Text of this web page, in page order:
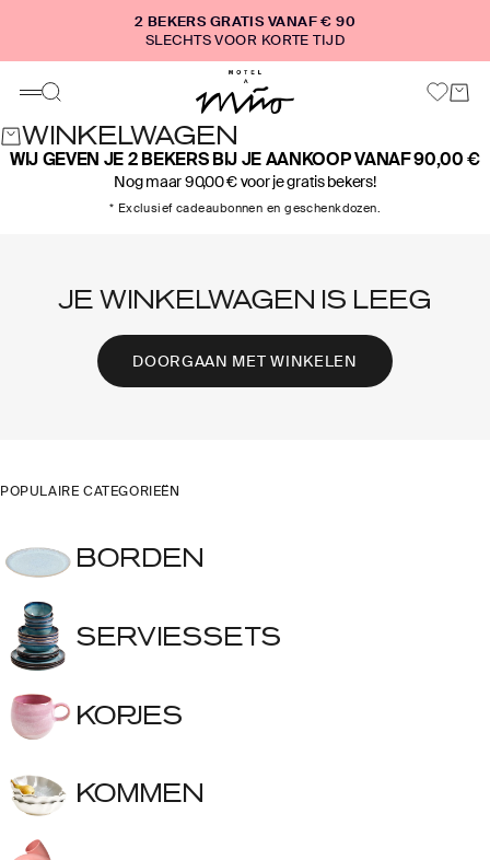
2 BEKERS GRATIS VANAF € 90
SLECHTS VOOR KORTE TIJD
Motel a Miio
Menu
Zoeken
WINKELWAGEN
WIJ GEVEN JE 2 BEKERS BIJ JE AANKOOP VANAF 90,00 €
Nog maar 90,00 € voor je gratis bekers!
* Exclusief cadeaubonnen en geschenkdozen.
JE WINKELWAGEN IS LEEG
DOORGAAN MET WINKELEN
POPULAIRE CATEGORIEËN
BORDEN
SERVIESSETS
KOPJES
KOMMEN